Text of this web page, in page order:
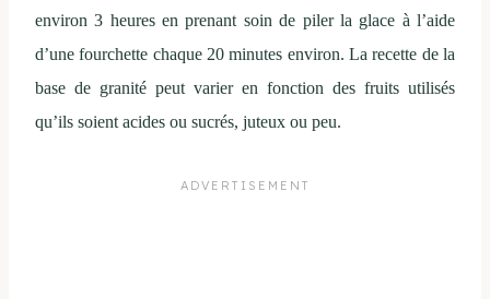
environ 3 heures en prenant soin de piler la glace à l’aide
d’une fourchette chaque 20 minutes environ. La recette de la
base de granité peut varier en fonction des fruits utilisés
qu’ils soient acides ou sucrés, juteux ou peu.